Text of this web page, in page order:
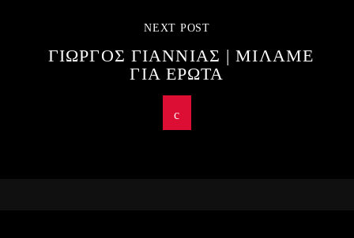
NEXT POST
ΓΙΩΡΓΟΣ ΓΙΑΝΝΙΑΣ | ΜΙΛΑΜΕ
ΓΙΑ ΕΡΩΤΑ